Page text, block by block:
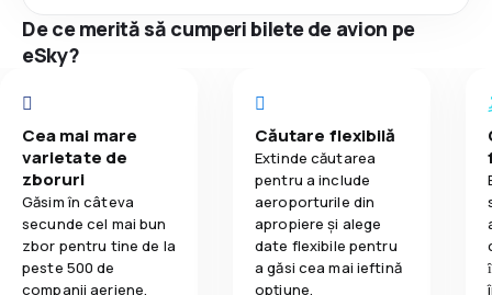
De ce merită să cumperi bilete de avion pe
eSky?
Cea mai mare
varietate de
zboruri
Găsim în câteva
secunde cel mai bun
zbor pentru tine de la
peste 500 de
companii aeriene.
Căutare flexibilă
Extinde căutarea
pentru a include
aeroporturile din
apropiere și alege
date flexibile pentru
a găsi cea mai ieftină
opțiune.